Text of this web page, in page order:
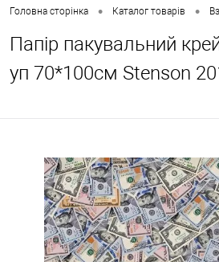
Головна сторінка • Каталог товарів •
Папір пакувальний
уп 70*100см Stenson